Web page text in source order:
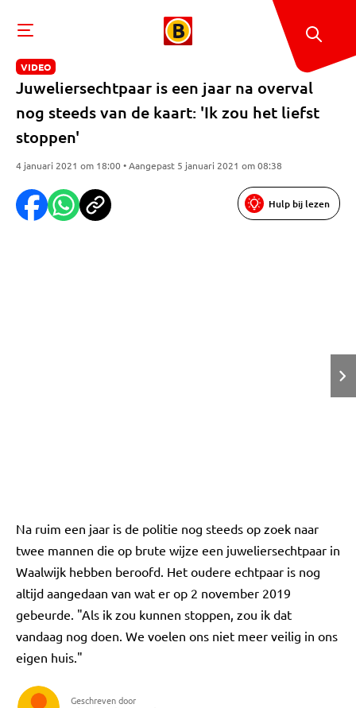
VIDEO
Juweliersechtpaar is een jaar na overval
nog steeds van de kaart: 'Ik zou het liefst
stoppen'
4 januari 2021 om 18:00 • Aangepast 5 januari 2021 om 08:38
Hulp bij lezen
Na ruim een jaar is de politie nog steeds op zoek naar
twee mannen die op brute wijze een juweliersechtpaar in
Waalwijk hebben beroofd. Het oudere echtpaar is nog
altijd aangedaan van wat er op 2 november 2019
gebeurde. "Als ik zou kunnen stoppen, zou ik dat
vandaag nog doen. We voelen ons niet meer veilig in ons
eigen huis."
Geschreven door